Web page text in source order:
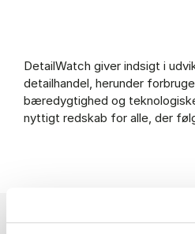
DetailWatch giver indsigt i
detailhandel, herunder
bæredygtighed og
nyttigt redskab for alle, der